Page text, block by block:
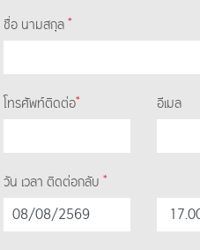
ชื่อ นามสกุล *
โทรศัพท์ติดต่อ* อีเมล
วัน เวลา ติดต่อกลับ *